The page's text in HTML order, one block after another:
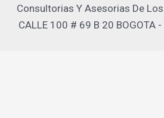
Consultorias Y Asesorias De
CALLE 100 # 69 B 20 BOGOTA